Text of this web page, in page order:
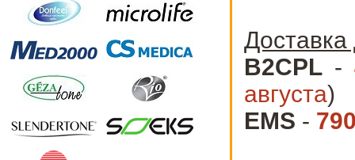
B2CPL -
августа)
EMS -